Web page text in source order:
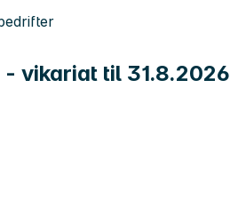
vikariat til 31.8.2026